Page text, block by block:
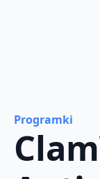
Programki